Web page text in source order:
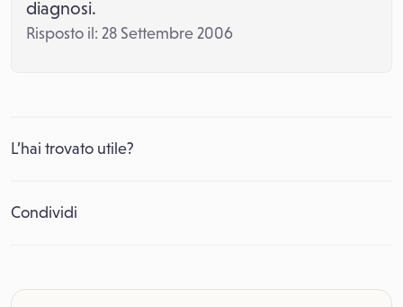
diagnosi.
Risposto il: 28 Settembre 2006
L’hai trovato utile?
Condividi